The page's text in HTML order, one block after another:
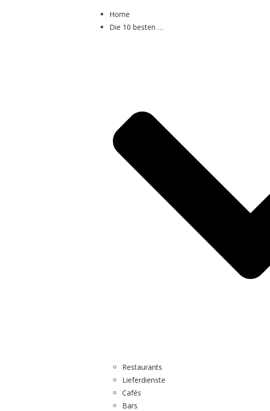
Home
Die 10 besten …
Restaurants
Lieferdienste
Cafés
Bars